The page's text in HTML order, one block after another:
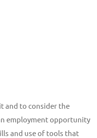
and to consider the
employment opportunity
and use of tools that